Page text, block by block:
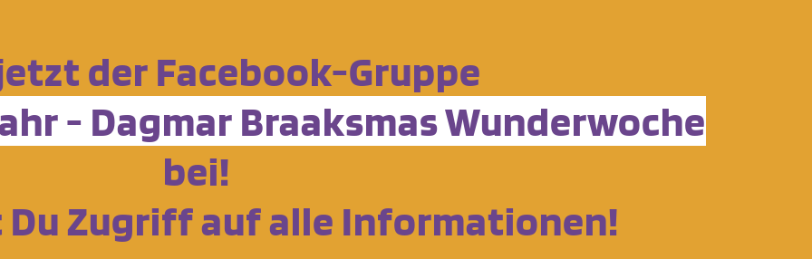
der Facebook-Gruppe
- Dagmar Braaksmas Wunderwoche
bei!﻿
Zugriff auf alle Informationen!